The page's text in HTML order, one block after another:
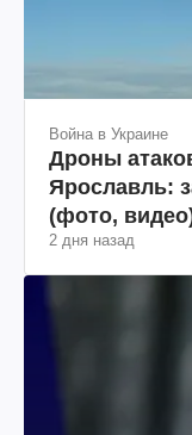
Война в Украине
Дроны
Ярославль:
(фото,
2 дня назад